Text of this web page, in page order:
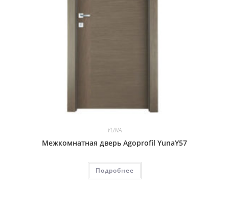
YUNA
Межкомнатная дверь Agoprofil YunaY57
Подробнее